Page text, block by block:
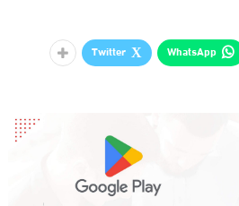
WhatsApp
Twitter